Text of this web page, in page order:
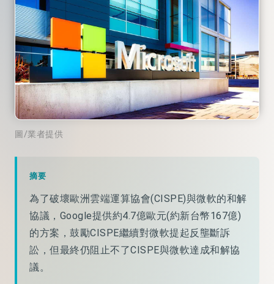
圖/業者提供
摘要
為了破壞歐洲雲端運算協會(CISPE)與微軟的和解
協議，Google提供約4.7億歐元(約新台幣167億)
的方案，鼓勵CISPE繼續對微軟提起反壟斷訴
訟，但最終仍阻止不了CISPE與微軟達成和解協
議。